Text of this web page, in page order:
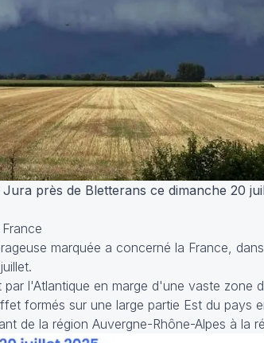
près de Bletterans ce dimanche 20
marquée a concerné la France,
l'Atlantique en marge d'une vaste zone
formés sur une large partie Est du pays
de la région Auvergne-Rhône-Alpes à la